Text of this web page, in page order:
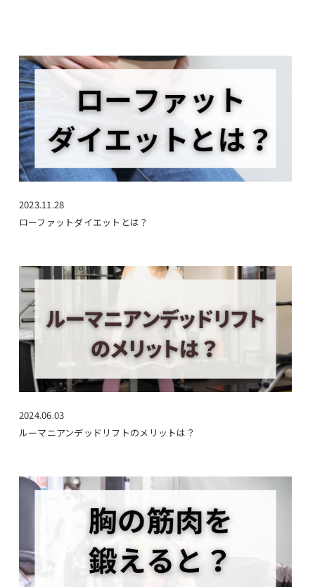
2023.11.28
ローファットダイエットとは？
2024.06.03
ルーマニアンデッドリフトのメリットは？